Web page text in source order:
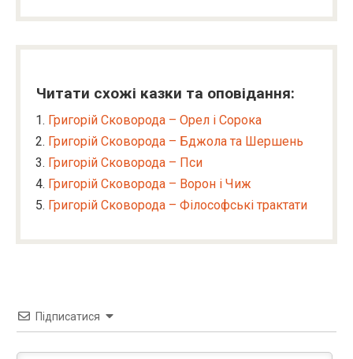
Читати схожі казки та оповідання:
Григорій Сковорода – Орел і Сорока
Григорій Сковорода – Бджола та Шершень
Григорій Сковорода – Пси
Григорій Сковорода – Ворон і Чиж
Григорій Сковорода – Філософські трактати
Підписатися